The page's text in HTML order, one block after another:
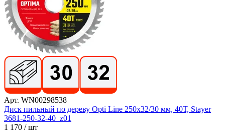
Арт. WN00298538
Диск пильный по дереву Opti Line 250x32/30 мм, 40Т, Stayer
3681-250-32-40_z01
1 170 / шт